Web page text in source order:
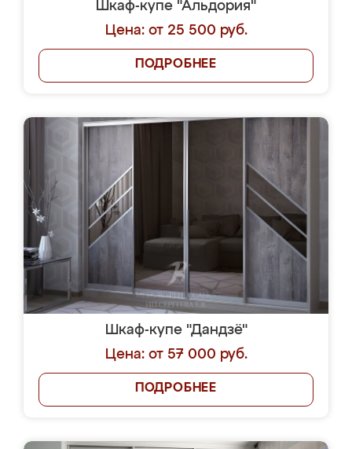
Шкаф-купе "Альдория"
Цена: от 25 500 руб.
ПОДРОБНЕЕ
Шкаф-купе "Дандзё"
Цена: от 57 000 руб.
ПОДРОБНЕЕ